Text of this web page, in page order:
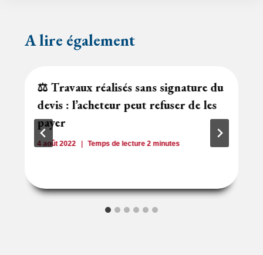
A lire également
⚖️ Travaux réalisés sans signature du
devis : l’acheteur peut refuser de les
payer
4 août 2022 Temps de lecture 2minutes